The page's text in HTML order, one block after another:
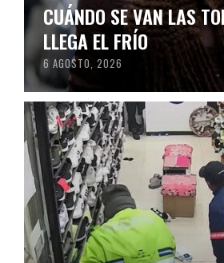
CUÁNDO SE VAN LAS
LLEGA EL FRÍO
6 AGOSTO, 2026